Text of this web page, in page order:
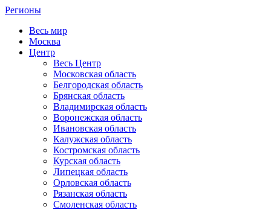
Регионы
Весь мир
Москва
Центр
Весь Центр
Московская область
Белгородская область
Брянская область
Владимирская область
Воронежская область
Ивановская область
Калужская область
Костромская область
Курская область
Липецкая область
Орловская область
Рязанская область
Смоленская область